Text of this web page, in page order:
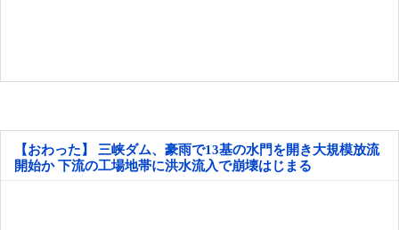
【おわった】 三峡ダム、豪雨で13基の水門を開き大規模放流
開始か 下流の工場地帯に洪水流入で崩壊はじまる